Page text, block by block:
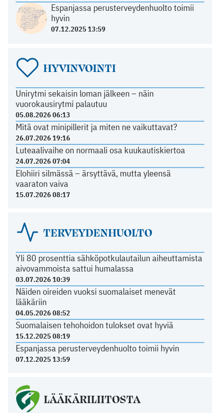
Espanjassa perusterveydenhuolto toimii
hyvin
07.12.2025 13:59
HYVINVOINTI
Unirytmi sekaisin loman jälkeen – näin
vuorokausirytmi palautuu
05.08.2026 06:13
Mitä ovat minipillerit ja miten ne vaikuttavat?
26.07.2026 19:16
Luteaalivaihe on normaali osa kuukautiskiertoa
24.07.2026 07:04
Elohiiri silmässä – ärsyttävä, mutta yleensä
vaaraton vaiva
15.07.2026 08:17
TERVEYDENHUOLTO
Yli 80 prosenttia sähköpotkulautailun aiheuttamista
aivovammoista sattui humalassa
03.07.2026 10:39
Näiden oireiden vuoksi suomalaiset menevät
lääkäriin
04.05.2026 08:52
Suomalaisen tehohoidon tulokset ovat hyviä
15.12.2025 08:19
Espanjassa perusterveydenhuolto toimii hyvin
07.12.2025 13:59
LÄÄKÄRILIITOSTA